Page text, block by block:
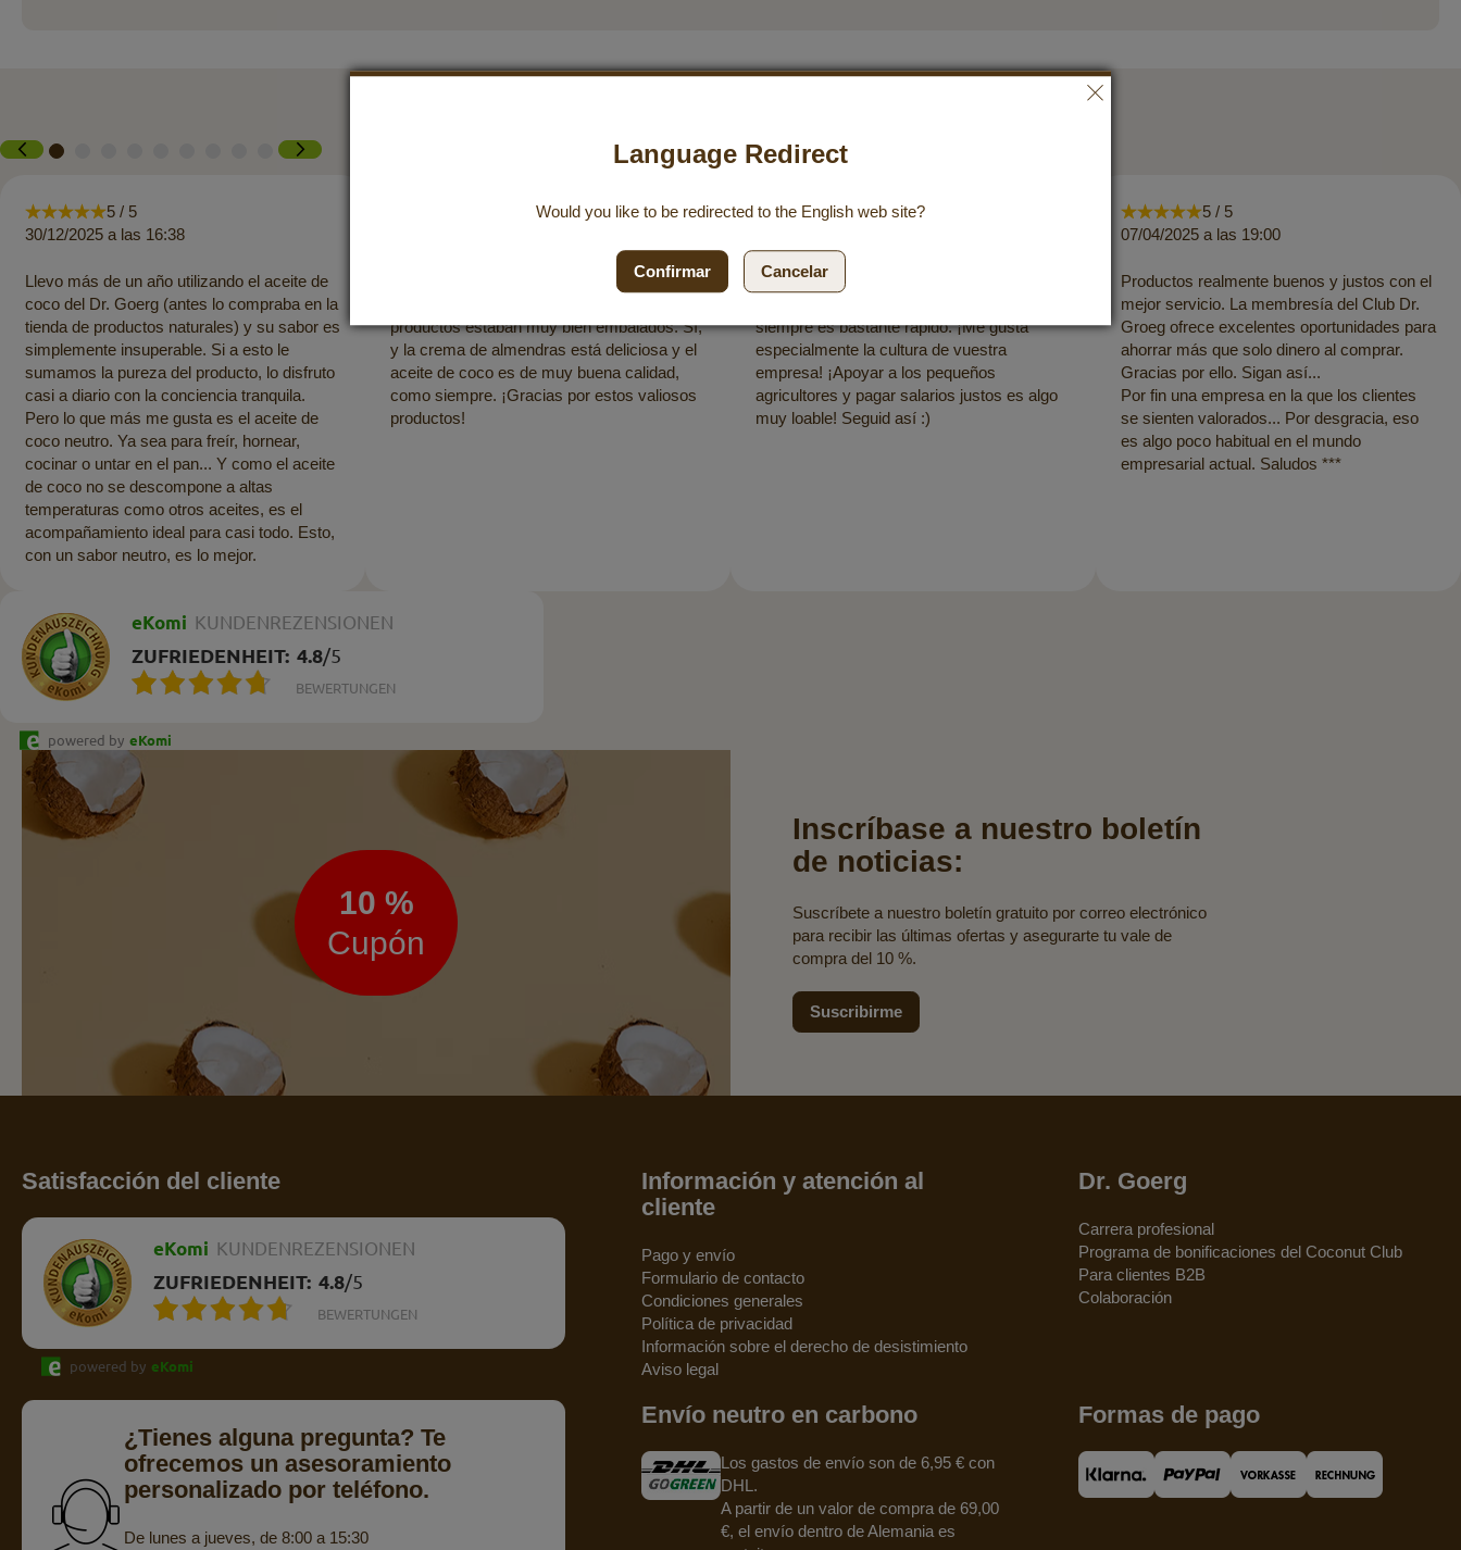
Calidad que convence
5 / 5
30/12/2025 a las 16:38
Llevo más de un año utilizando el aceite de
coco del Dr. Goerg (antes lo compraba en la
tienda de productos naturales) y su sabor es
simplemente insuperable. Si a esto le
sumamos la pureza del producto, lo disfruto
casi a diario con la conciencia tranquila.
Pero lo que más me gusta es el aceite de
coco neutro. Ya sea para freír, hornear,
cocinar o untar en el pan... Y como el aceite
de coco no se descompone a altas
temperaturas como otros aceites, es el
acompañamiento ideal para casi todo. Esto,
con un sabor neutro, es lo mejor.
El pago se ha realizado sin problemas. La
productos estaban muy bien embalados. Sí,
y la crema de almendras está deliciosa y el
aceite de coco es de muy buena calidad,
como siempre. ¡Gracias por estos valiosos
productos!
5 / 5
Me gustan mucho los productos de Dr.
siempre es bastante rápido. ¡Me gusta
especialmente la cultura de vuestra
empresa! ¡Apoyar a los pequeños
agricultores y pagar salarios justos es algo
muy loable! Seguid así :)
5 / 5
07/04/2025 a las 19:00
Productos realmente buenos y justos con el
mejor servicio. La membresía del Club Dr.
Groeg ofrece excelentes oportunidades para
ahorrar más que solo dinero al comprar.
Gracias por ello. Sigan así...
Por fin una empresa en la que los clientes
se sienten valorados... Por desgracia, eso
es algo poco habitual en el mundo
empresarial actual. Saludos ***
eKomi KUNDENREZENSIONEN
ZUFRIEDENHEIT: 4.8/5
BEWERTUNGEN
powered by eKomi
Boletín
noticias
10 %
Cupón
Inscríbase a nuestro boletín
de noticias:
Suscríbete a nuestro boletín gratuito por correo electrónico
para recibir las últimas ofertas y asegurarte tu vale de
compra del 10 %.
Suscribirme
Satisfacción del cliente
eKomi KUNDENREZENSIONEN
ZUFRIEDENHEIT: 4.8/5
BEWERTUNGEN
powered by eKomi
¿Tienes alguna pregunta? Te
ofrecemos un asesoramiento
personalizado por teléfono.
De lunes a jueves, de 8:00 a 15:30
Información y atención al
cliente
Pago y envío
Formulario de contacto
Condiciones generales
Política de privacidad
Información sobre el derecho de desistimiento
Aviso legal
Dr. Goerg
Carrera profesional
Programa de bonificaciones del Coconut Club
Para clientes B2B
Colaboración
Envío neutro en carbono
Los gastos de envío son de 6,95 € con
DHL.
A partir de un valor de compra de 69,00
€, el envío dentro de Alemania es
Formas de pago
Language Redirect
Would you like to be redirected to the English web site?
Confirmar Cancelar